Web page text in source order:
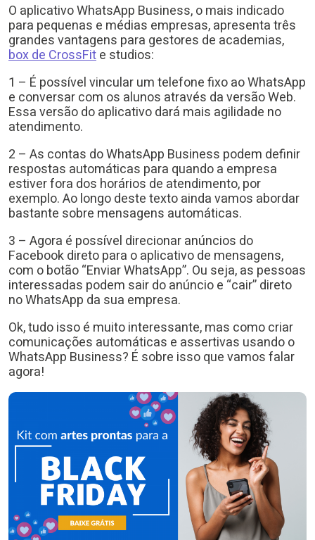
O aplicativo WhatsApp Business, o mais indicado
para pequenas e médias empresas, apresenta três
grandes vantagens para gestores de academias,
box de CrossFite studios:
1 – É possível vincular um telefone fixo ao WhatsApp
e conversar com os alunos através da versão Web.
Essa versão do aplicativo dará mais agilidade no
atendimento.
2 – As contas do WhatsApp Business podem definir
respostas automáticas para quando a empresa
estiver fora dos horários de atendimento, por
exemplo. Ao longo deste texto ainda vamos abordar
bastante sobre mensagens automáticas.
3 – Agora é possível direcionar anúncios do
Facebook direto para o aplicativo de mensagens,
com o botão “Enviar WhatsApp”. Ou seja, as pessoas
interessadas podem sair do anúncio e “cair” direto
no WhatsApp da sua empresa.
Ok, tudo isso é muito interessante, mas como criar
comunicações automáticas e assertivas usando o
WhatsApp Business? É sobre isso que vamos falar
agora!